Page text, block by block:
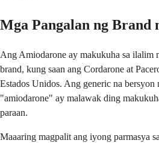
Mga Pangalan ng Brand
Ang Amiodarone ay makukuha sa ilalim
brand, kung saan ang Cordarone at
Estados Unidos. Ang generic na bersyon
"amiodarone" ay malawak ding
paraan.
Maaaring magpalit ang iyong parmasya